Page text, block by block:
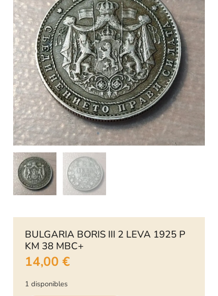
BULGARIA BORIS III 2 LEVA 1925 P
KM 38 MBC+
14,00 €
1 disponibles